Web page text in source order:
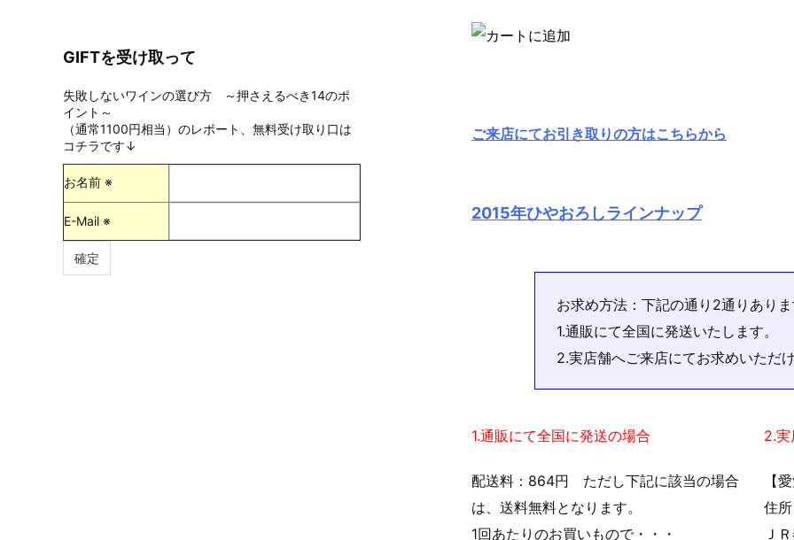
ご来店にてお引き取りの方はこちらから
2015年ひやおろしラインナップ
お求め方法：下記の通り2通りありま
1.通販にて全国に発送いたします。
2.実店舗へご来店にてお求めいただけ
1.通販にて全国に発送の場合
配送料：864円 ただし下記に該当の場合
は、送料無料となります。
1回あたりのお買いもので・・・
2.実
【
住
Ｊ
GIFTを受け取って
失敗しないワインの選び方 ～押さえるべき14のポ
イント～
（通常1100円相当）のレポート、無料受け取り口は
コチラです↓
お名前 ※
E-Mail ※